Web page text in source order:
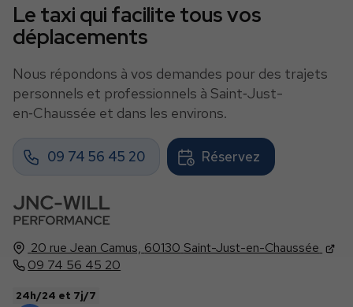
20 rue Jean Camus, 60130 Saint-Just-en-Chaussée
09 74 56 45 20
24h/24 et 7j/7
Le taxi qui facilite tous vos
déplacements
Nous répondons à vos demandes pour des trajets
personnels et professionnels à Saint‑Just-
en‑Chaussée et dans les environs.
09 74 56 45 20 Réservez